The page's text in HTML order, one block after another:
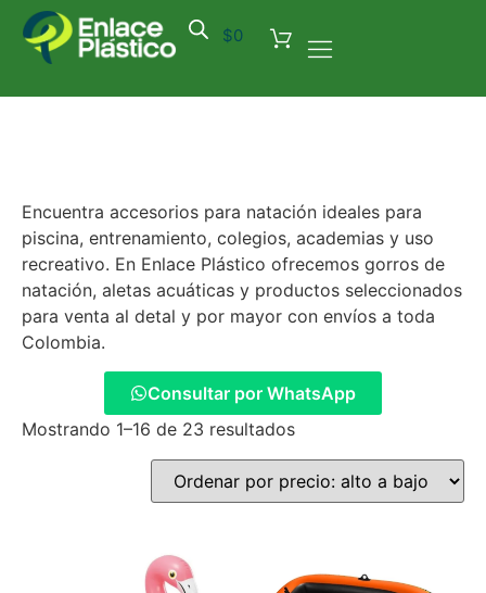
$0
Encuentra accesorios para natación ideales para
piscina, entrenamiento, colegios, academias y uso
recreativo. En Enlace Plástico ofrecemos gorros de
natación, aletas acuáticas y productos seleccionados
para venta al detal y por mayor con envíos a toda
Colombia.
Consultar por WhatsApp
Mostrando 1–16 de 23 resultados